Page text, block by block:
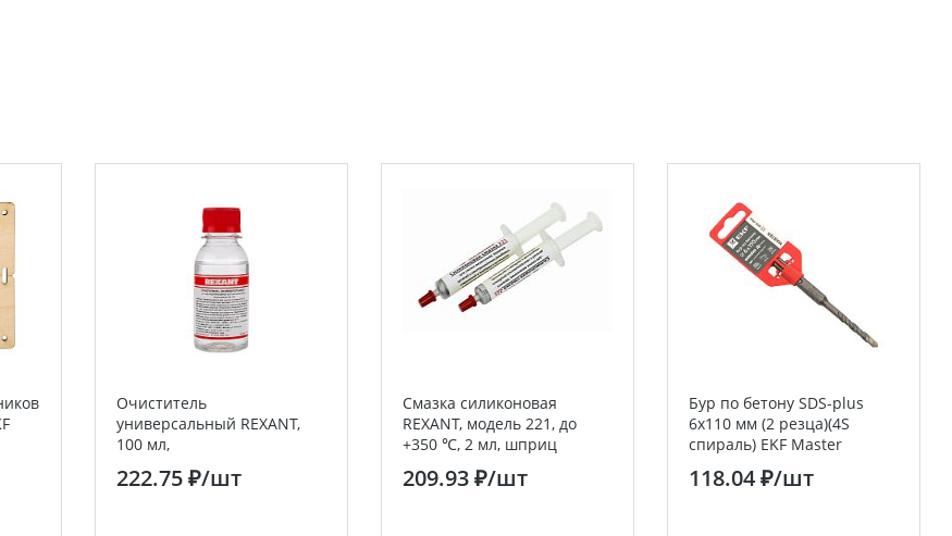
Очиститель
универсальный REXANT,
100 мл,
(Абсолютированный 99,7%)
222.75 ₽/шт
Смазка силиконовая
REXANT, модель 221, до
+350 ℃, 2 мл, шприц
209.93 ₽/шт
Бур по бетону SDS-plus
6х110 мм (2 резца)(4S
спираль) EKF Master
118.04 ₽/шт